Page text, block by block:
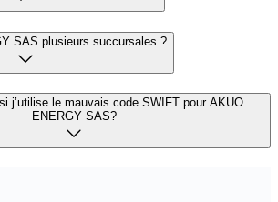
SAS plusieurs succursales ?
j’utilise le mauvais code SWIFT pour AKUO
ENERGY SAS?